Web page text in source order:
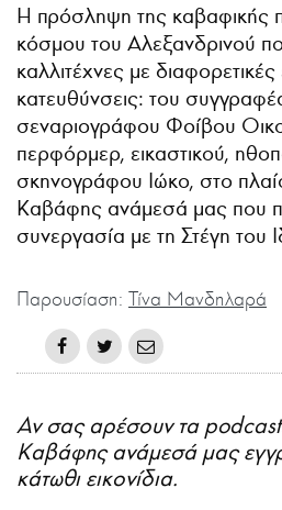
Η πρόσληψη της καβαφικής
κόσμου του Αλεξανδρινού
καλλιτέχνες με διαφορετικές
κατευθύνσεις: του
σεναριογράφου Φοίβου
περφόρμερ, εικαστικού,
σκηνογράφου Ιώκο, στο
Καβάφης ανάμεσά μας που
συνεργασία με τη Στέγη
Παρουσίαση: Τίνα Μανδηλαρά
Αν σας αρέσουν τα
Καβάφης ανάμεσά μας
κάτωθι εικονίδια.